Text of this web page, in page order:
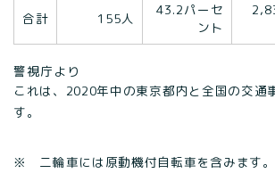
合計 155人
43.2パーセ
ント
警視庁より
これは、2020年中の東京都内と全国の交通
す。
※ 二輪車には原動機付自転車を含みます。